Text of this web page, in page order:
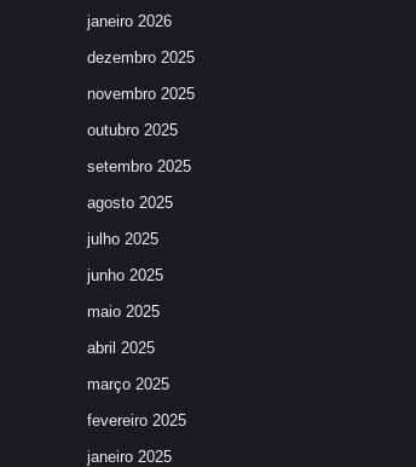
janeiro 2026
dezembro 2025
novembro 2025
outubro 2025
setembro 2025
agosto 2025
julho 2025
junho 2025
maio 2025
abril 2025
março 2025
fevereiro 2025
janeiro 2025